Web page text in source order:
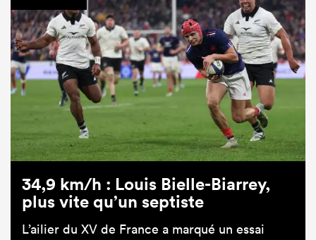
34,9 km/h : Louis Bielle-Biarrey,
plus vite qu’un septiste
L’ailier du XV de France a marqué un essai